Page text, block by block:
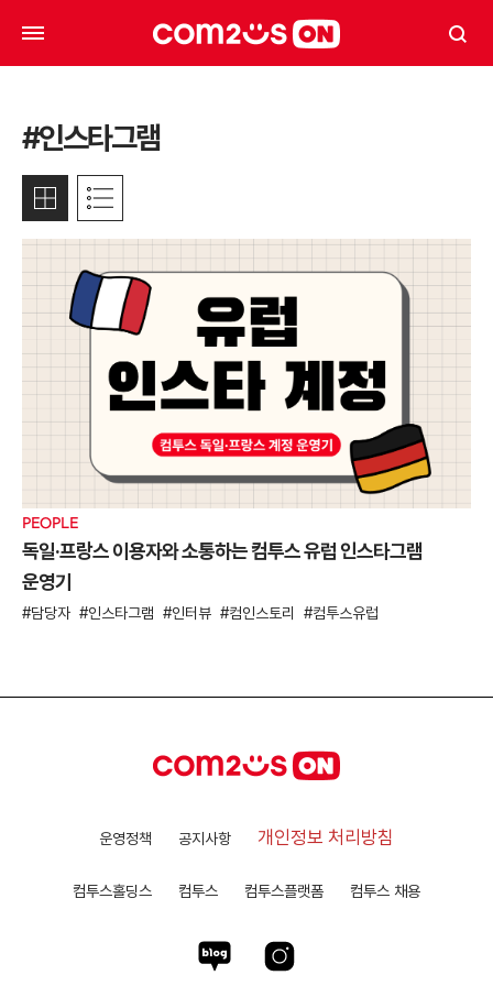
#인스타그램
PEOPLE
독일·프랑스 이용자와 소통하는 컴투스 유럽 인스타그램
운영기
담당자 인스타그램 인터뷰 컴인스토리 컴투스유럽
운영정책 공지사항 개인정보 처리방침
컴투스홀딩스 컴투스 컴투스플랫폼 컴투스 채용